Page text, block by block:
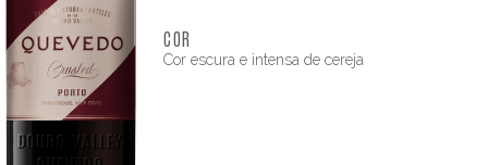
COR
Cor escura e intensa de cereja